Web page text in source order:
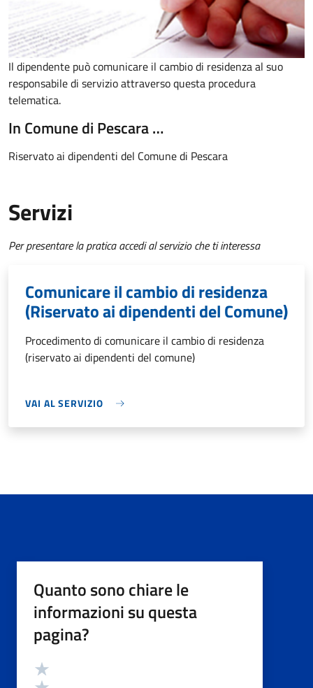
Il dipendente può comunicare il cambio di residenza al suo
responsabile di servizio attraverso questa procedura
telematica.
In Comune di Pescara …
Riservato ai dipendenti del Comune di Pescara
Servizi
Per presentare la pratica accedi al servizio che ti interessa
Comunicare il cambio di residenza
(Riservato ai dipendenti del Comune)
Procedimento di comunicare il cambio di residenza
(riservato ai dipendenti del comune)
VAI AL SERVIZIO
Quanto sono chiare le
informazioni su questa
pagina?
Valutazione